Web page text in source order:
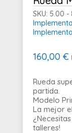
SKU: 5.00 -
160,00 €
Rueda
partida.
Modelo
La mejor
talleres!